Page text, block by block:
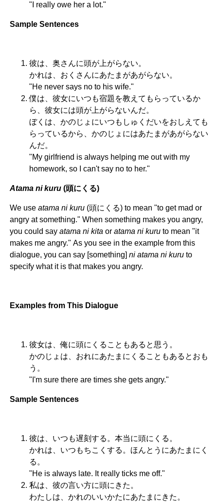
"I really owe her a lot."
Sample Sentences
彼は、奥さんに頭が上がらない。
かれは、おくさんにあたまがあがらない。
"He never says no to his wife."
僕は、彼女にいつも宿題を教えてもらっているか
ら、彼女には頭が上がらないんだ。
ぼくは、かのじょにいつもしゅくだいをおしえても
らっているから、かのじょにはあたまがあがらない
んだ。
"My girlfriend is always helping me out with my
homework, so I can't say no to her."
Atama ni kuru (頭にくる)
We use atama ni kuru (頭にくる) to mean "to get mad or
angry at something." When something makes you angry,
you could say atama ni kita or atama ni kuru to mean "it
makes me angry." As you see in the example from this
dialogue, you can say [something] ni atama ni kuru to
specify what it is that makes you angry.
Examples from This Dialogue
彼女は、俺に頭にくることもあると思う。
かのじょは、おれにあたまにくることもあるとおも
う。
"I'm sure there are times she gets angry."
Sample Sentences
彼は、いつも遅刻する。本当に頭にくる。
かれは、いつもちこくする。ほんとうにあたまにく
る。
"He is always late. It really ticks me off."
私は、彼の言い方に頭にきた。
わたしは、かれのいいかたにあたまにきた。